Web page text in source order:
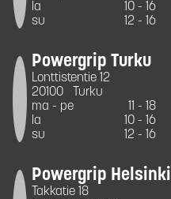
la
10 - 16
su
12 - 16
Powergrip Turku
Lonttistentie 12
20100
Turku
ma - pe
11 - 18
la
10 - 16
su
12 - 16
Powergrip Helsinki
Takkatie 18